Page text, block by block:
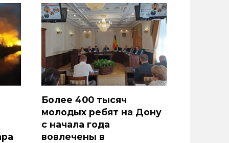
Более 400 тысяч
молодых ребят на Дону
с начала года
вовлечены в